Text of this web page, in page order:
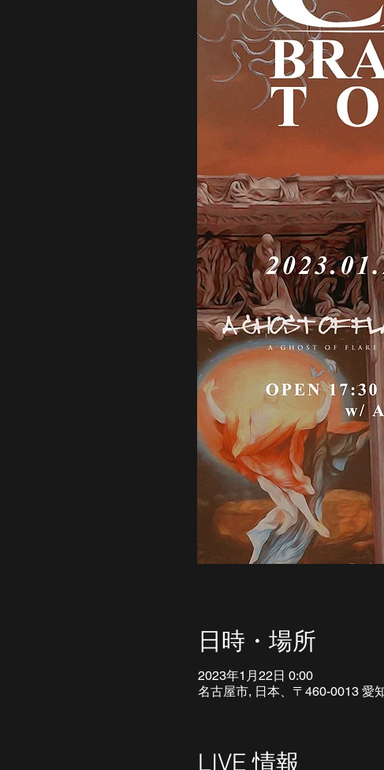
日時・場所
2023年1月22日 0:00
名古屋市, 日本、〒460-0013 愛
LIVE 情報